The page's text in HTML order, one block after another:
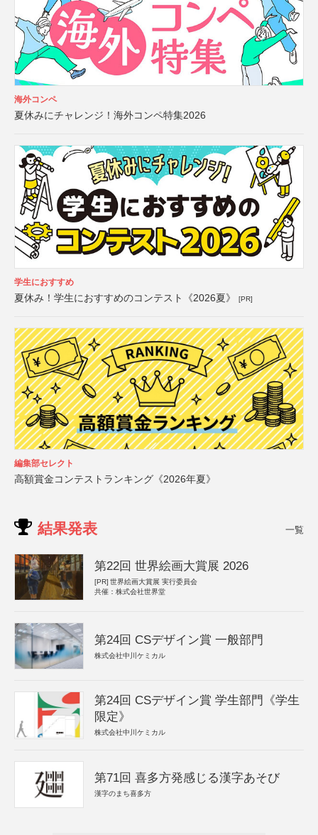
海外コンペ
夏休みにチャレンジ！海外コンペ特集2026
学生におすすめ
夏休み！学生におすすめのコンテスト《2026夏》 [PR]
編集部セレクト
高額賞金コンテストランキング《2026年夏》
結果発表 一覧
第22回 世界絵画大賞展 2026
[PR] 世界絵画大賞展 実行委員会
共催：株式会社世界堂
第24回 CSデザイン賞 一般部門
株式会社中川ケミカル
第24回 CSデザイン賞 学生部門《学生
限定》
株式会社中川ケミカル
第71回 喜多方発感じる漢字あそび
漢字のまち喜多方